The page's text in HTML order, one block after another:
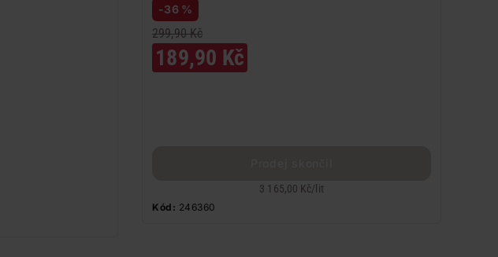
299,90 Kč
189,90 Kč
-36 %
3 165,00 Kč/ lit
Kód: 246360